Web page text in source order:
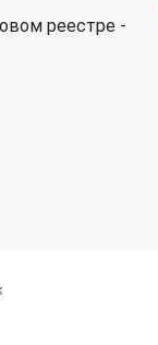
реестре -